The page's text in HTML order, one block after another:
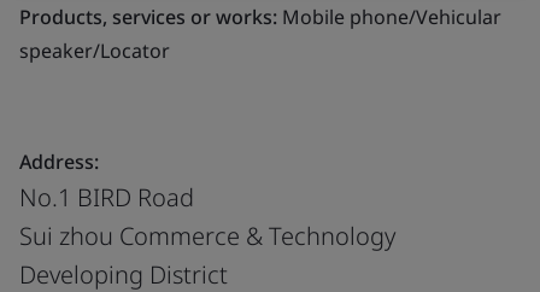
Products, services or works: Mobile phone/Vehicular
speaker/Locator
Address:
No.1 BIRD Road
Sui zhou Commerce & Technology
Developing District